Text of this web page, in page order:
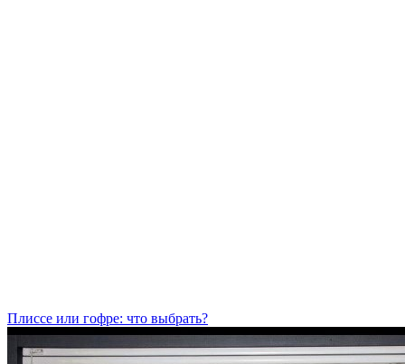
Плиссе или гофре: что выбрать?